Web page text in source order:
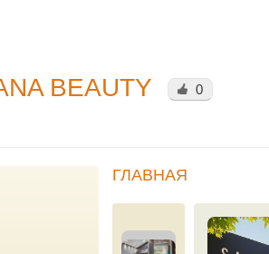
BEAUTY 0
ГЛАВНАЯ